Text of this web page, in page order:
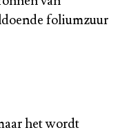
foliumzuur
het wordt